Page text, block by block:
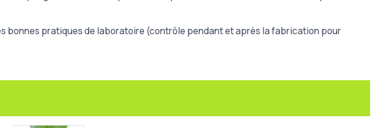
bonnes pratiques de laboratoire (contrôle pendant et après la fabrication pour